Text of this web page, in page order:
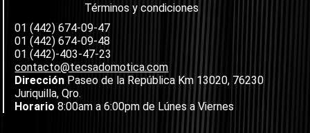
Términos y condiciones
01 (442) 674-09-47
01 (442) 674-09-48
01 (442)-403-47-23
contacto@tecsadomotica.com
Dirección Paseo de la República Km 13020, 76230
Juriquilla, Qro.
Horario 8:00am a 6:00pm de Lúnes a Viernes